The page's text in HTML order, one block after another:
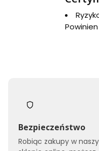
Bezpieczeństwo
Robiąc zakupy w